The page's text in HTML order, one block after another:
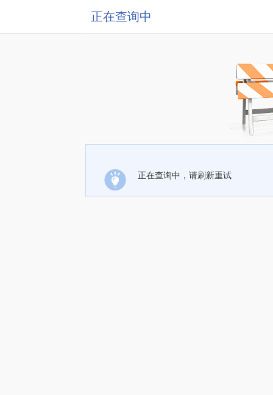
正在查询中
正在查询中，请刷新重试